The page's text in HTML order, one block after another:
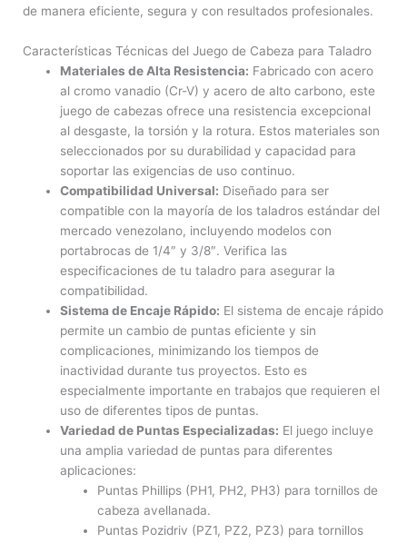
de manera eficiente, segura y con resultados profesionales.
Características Técnicas del Juego de Cabeza para Taladro
Materiales de Alta Resistencia: Fabricado con acero
al cromo vanadio (Cr-V) y acero de alto carbono, este
juego de cabezas ofrece una resistencia excepcional
al desgaste, la torsión y la rotura. Estos materiales son
seleccionados por su durabilidad y capacidad para
soportar las exigencias de uso continuo.
Compatibilidad Universal: Diseñado para ser
compatible con la mayoría de los taladros estándar del
mercado venezolano, incluyendo modelos con
portabrocas de 1/4″ y 3/8″. Verifica las
especificaciones de tu taladro para asegurar la
compatibilidad.
Sistema de Encaje Rápido: El sistema de encaje rápido
permite un cambio de puntas eficiente y sin
complicaciones, minimizando los tiempos de
inactividad durante tus proyectos. Esto es
especialmente importante en trabajos que requieren el
uso de diferentes tipos de puntas.
Variedad de Puntas Especializadas: El juego incluye
una amplia variedad de puntas para diferentes
aplicaciones:
Puntas Phillips (PH1, PH2, PH3) para tornillos de
cabeza avellanada.
Puntas Pozidriv (PZ1, PZ2, PZ3) para tornillos